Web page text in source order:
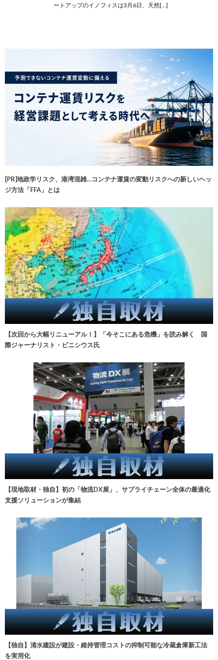
ートアップのイノフィスは3月6日、天然[…]
[PR]地政学リスク、港湾混雑…コンテナ運賃の変動リスクへの新しいヘッ
ジ方法「FFA」とは
【次回から大幅リニューアル！】「今そこにある危機」を読み解く 国
際ジャーナリスト・ビニシウス氏
【現地取材・独自】初の「物流DX展」、サプライチェーン全体の最適化
支援ソリューションが集結
【独自】清水建設が建設・維持管理コストの抑制可能な冷蔵倉庫新工法
を実用化